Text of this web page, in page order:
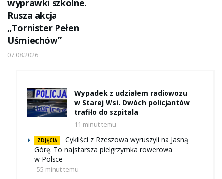
wyprawki szkolne.
Rusza akcja
„Tornister Pełen
Uśmiechów”
07.08.2026
Wypadek z udziałem radiowozu
w Starej Wsi. Dwóch policjantów
trafiło do szpitala
11 minut temu
ZDJĘCIA
Cykliści z Rzeszowa wyruszyli na Jasną
Górę. To najstarsza pielgrzymka rowerowa
w Polsce
55 minut temu